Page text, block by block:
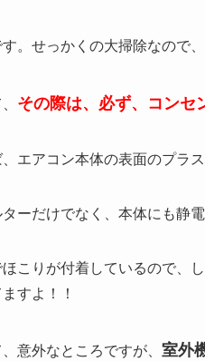
す。せっかくの大掃除なので
その際は、必ず、コンセ
エアコン本体の表面のプラ
ターだけでなく、本体にも静電
こりが付着しているので、
すよ！！
意外なところですが、 室外